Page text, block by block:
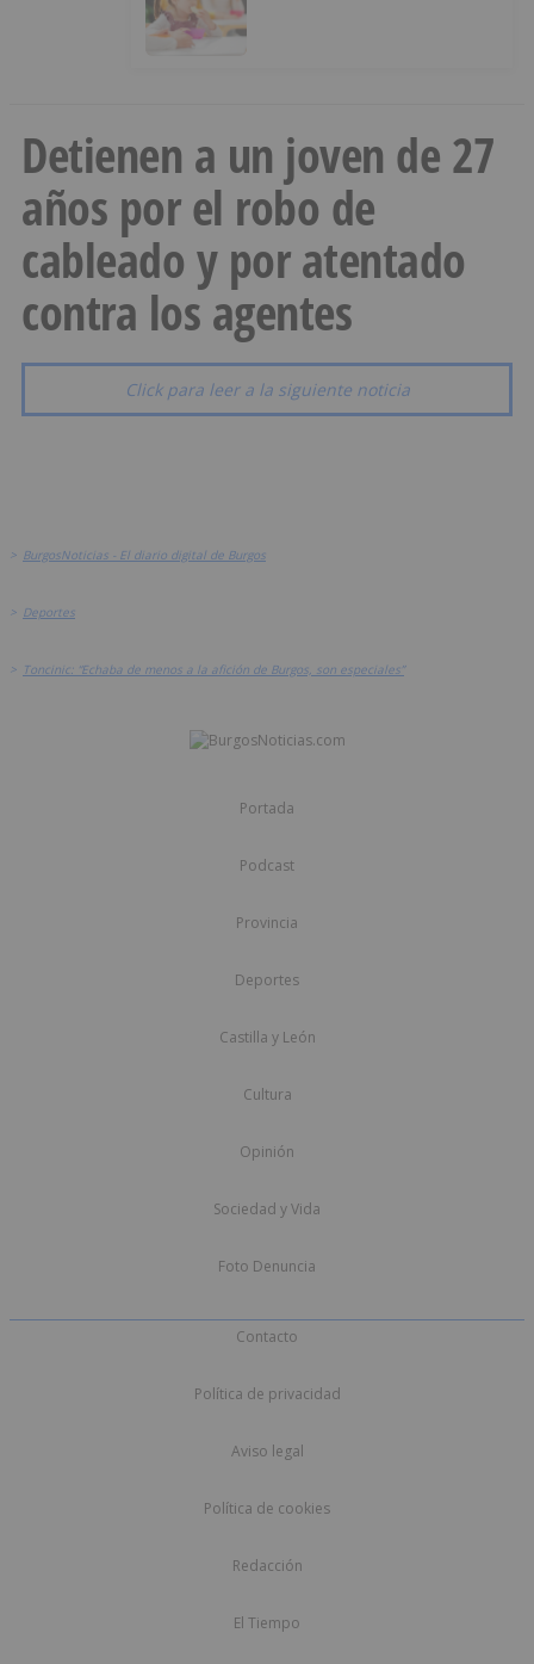
Detienen a un joven de 27
años por el robo de
cableado y por atentado
contra los agentes
Click para leer a la siguiente noticia
> BurgosNoticias - El diario digital de Burgos
> Deportes
> Toncinic: “Echaba de menos a la afición de Burgos, son especiales”
Portada
Podcast
Provincia
Deportes
Castilla y León
Cultura
Opinión
Sociedad y Vida
Foto Denuncia
Contacto
Política de privacidad
Aviso legal
Política de cookies
Redacción
El Tiempo